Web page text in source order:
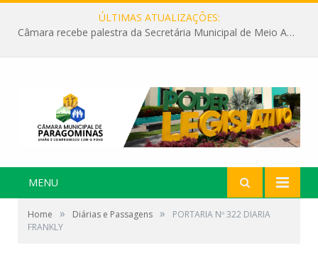
ÚLTIMAS ATUALIZAÇÕES:
Câmara recebe palestra da Secretária Municipal de Meio Ambiente sobre as ações da “SEMANA DO MEIO AMBIENTE”
MENU
Home » Diárias e Passagens »
PORTARIA Nº 322 DIARIA
FRANKLY